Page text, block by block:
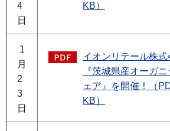
4
日
KB）
1
月
2
3
日
イオンリテール株式
『茨城県産オーガ
ェア』を開催！（
KB）